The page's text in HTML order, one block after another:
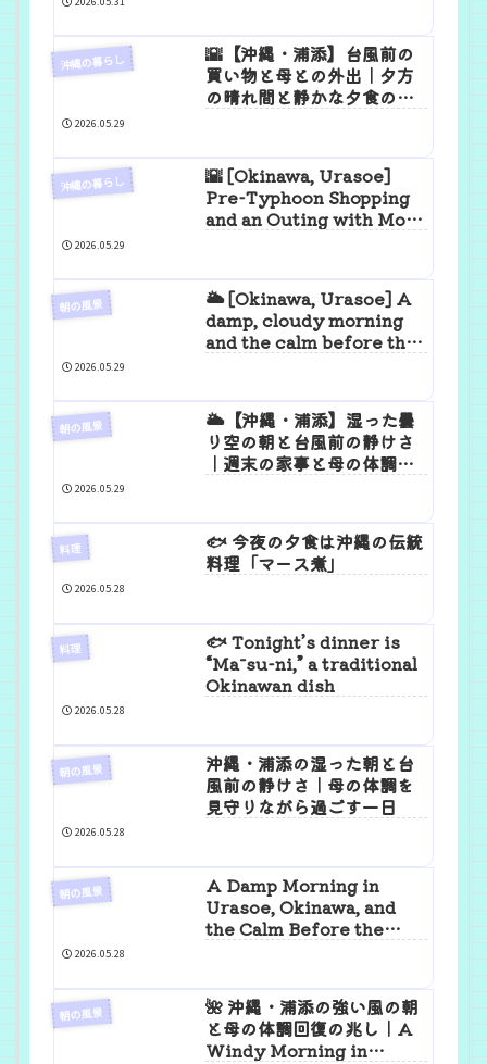
沖縄の暮らし
🌇【沖縄・浦添】台風前の
買い物と母との外出｜夕方
の晴れ間と静かな夕食の時
2026.05.29
沖縄の暮らし
🌇 [Okinawa, Urasoe]
Pre-Typhoon Shopping
and an Outing with Mom
2026.05.29
朝の風景
🌥️ [Okinawa, Urasoe] A
damp, cloudy morning
and the calm before the
and keeping an eye on
Mom’s health
2026.05.29
朝の風景
🌥️【沖縄・浦添】湿った曇
り空の朝と台風前の静けさ
｜週末の家事と母の体調を
2026.05.29
料理
🐟 今夜の夕食は沖縄の伝統
料理「マース煮」
2026.05.28
料理
🐟 Tonight’s dinner is
“Māsu-ni,” a traditional
Okinawan dish
2026.05.28
朝の風景
沖縄・浦添の湿った朝と台
風前の静けさ｜母の体調を
見守りながら過ごす一日
2026.05.28
朝の風景
A Damp Morning in
Urasoe, Okinawa, and
the Calm Before the
Mother’s Health
2026.05.28
朝の風景
🌺 沖縄・浦添の強い風の朝
と母の体調回復の兆し｜A
Windy Morning in